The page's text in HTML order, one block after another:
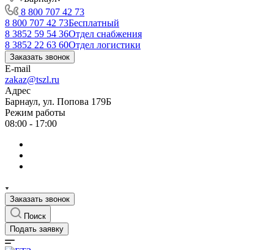
8 800 707 42 73
8 800 707 42 73Бесплатный
8 3852 59 54 36Отдел снабжения
8 3852 22 63 60Отдел логистики
Заказать звонок
E-mail
zakaz@tszl.ru
Адрес
Барнаул, ул. Попова 179Б
Режим работы
08:00 - 17:00
Заказать звонок
Поиск
Подать заявку